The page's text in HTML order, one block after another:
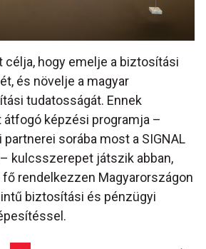
célja, hogy emelje a biztosítási
és növelje a magyar
tudatosságát. Ennek
képzési programja –
sorába most a SIGNAL
kulcsszerepet játszik abban,
rendelkezzen Magyarországon
biztosítási és pénzügyi